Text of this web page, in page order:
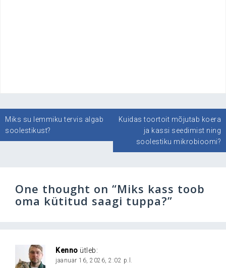
Navigeerimine
Miks su lemmiku tervis algab
soolestikust?
Kuidas toortoit mõjutab koera
ja kassi seedimist ning
soolestiku mikrobioomi?
One thought on “Miks kass toob
oma kütitud saagi tuppa?”
Kenno ütleb:
jaanuar 16, 2026, 2:02 p.l.